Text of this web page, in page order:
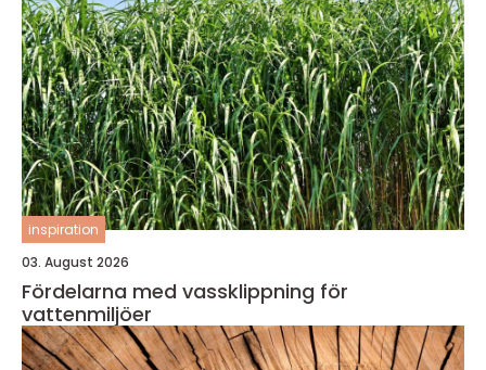
inspiration
03. August 2026
Fördelarna med vassklippning för
vattenmiljöer